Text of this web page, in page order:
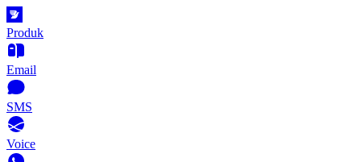
Produk
Email
SMS
Voice